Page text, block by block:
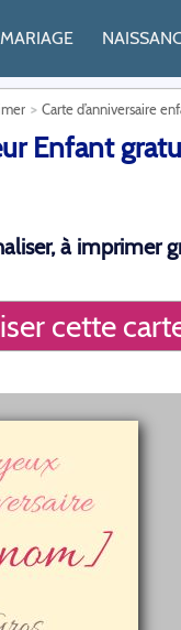
MARIAGE
Carte d’anniversaire
Enfant
à imprimer
cette